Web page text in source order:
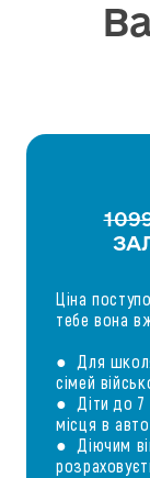
Ціна
тебе вона
● Для
сімей
● Діти до 7
місця в
● Діючим